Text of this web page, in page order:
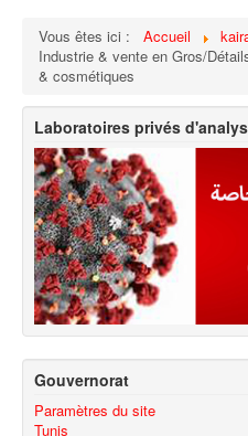
Vous êtes ici : Accueil
Industrie & vente en Gros/
& cosmétiques
Laboratoires privés
Gouvernorat
Paramètres du site
Tunis